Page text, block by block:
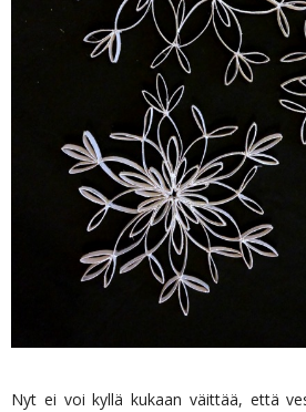
Nyt ei voi kyllä kukaan väittää, että